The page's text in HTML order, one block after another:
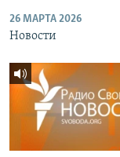
26 МАРТА 2026
Новости